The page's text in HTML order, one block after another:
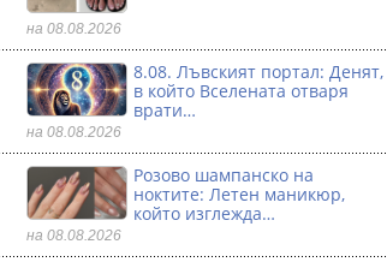
на 08.08.2026
8.08. Лъвският портал: Денят,
в който Вселената отваря
врати…
на 08.08.2026
Розово шампанско на
ноктите: Летен маникюр,
който изглежда…
на 08.08.2026